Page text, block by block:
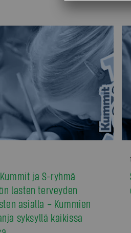
ja S-ryhmä
lasten terveyden
asialla – Kummien
syksyllä kaikissa